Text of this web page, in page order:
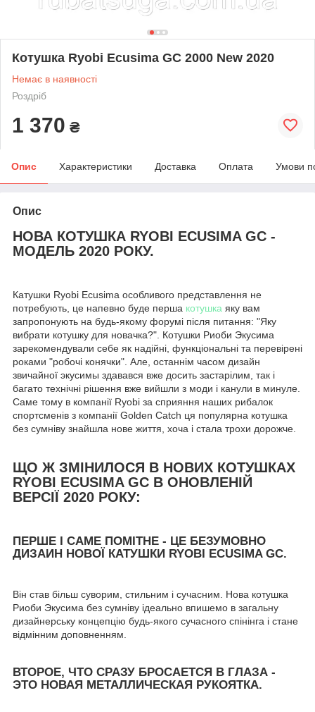
Котушка Ryobi Ecusima GC 2000 New 2020
Немає в наявності
Роздріб
1 370 ₴
Опис Характеристики Доставка Оплата Умови
Опис
НОВА КОТУШКА RYOBI ECUSIMA GC -
МОДЕЛЬ 2020 РОКУ.
Катушки Ryobi Ecusima особливого представлення не
потребують, це напевно буде перша котушка яку вам
запропонують на будь-якому форумі після питання: "Яку
вибрати котушку для новачка?". Котушки Риоби Экусима
зарекомендували себе як надійні, функціональні та перевірені
роками "робочі конячки". Але, останнім часом дизайн
звичайної экусимы здавався вже досить застарілим, так і
багато технічні рішення вже вийшли з моди і канули в минуле.
Саме тому в компанії Ryobi за сприяння наших рибалок
спортсменів з компанії Golden Catch ця популярна котушка
без сумніву знайшла нове життя, хоча і стала трохи дорожче.
ЩО Ж ЗМІНИЛОСЯ В НОВИХ КОТУШКАХ
RYOBI ECUSIMA GC В ОНОВЛЕНІЙ
ВЕРСІЇ 2020 РОКУ:
ПЕРШЕ І САМЕ ПОМІТНЕ - ЦЕ БЕЗУМОВНО
ДИЗАИН НОВОЇ КАТУШКИ RYOBI ECUSIMA GC.
Він став більш суворим, стильним і сучасним. Нова котушка
Риоби Экусима без сумніву ідеально впишемо в загальну
дизайнерську концепцію будь-якого сучасного спінінга і стане
відмінним доповненням.
ВТОРОЕ, ЧТО СРАЗУ БРОСАЕТСЯ В ГЛАЗА -
ЭТО НОВАЯ МЕТАЛЛИЧЕСКАЯ РУКОЯТКА.